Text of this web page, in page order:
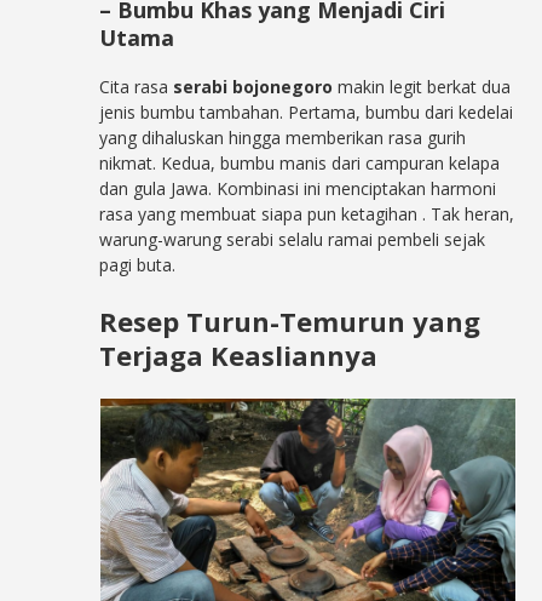
– Bumbu Khas yang Menjadi Ciri
Utama
Cita rasa serabi bojonegoro makin legit berkat dua
jenis bumbu tambahan. Pertama, bumbu dari kedelai
yang dihaluskan hingga memberikan rasa gurih
nikmat. Kedua, bumbu manis dari campuran kelapa
dan gula Jawa. Kombinasi ini menciptakan harmoni
rasa yang membuat siapa pun ketagihan . Tak heran,
warung-warung serabi selalu ramai pembeli sejak
pagi buta.
Resep Turun-Temurun yang
Terjaga Keasliannya